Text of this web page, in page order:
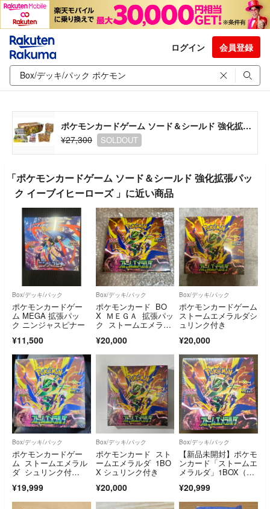
ログイン 会員登録
ポケモンカードゲーム ソード＆シールド 強化拡張パック イーブイヒーローズ
¥27,300
SOLDOUT
「ポケモンカードゲーム ソード＆シールド 強化拡張パッ
ク イーブイヒーローズ 」に近い商品
Box/デッキ/パック
ポケモンカードゲー
ム MEGA 拡張パッ
ク ニンジャスピナー
¥11,500
Box/デッキ/パック
ポケモンカード BO
X ＭＥＧＡ 拡張パッ
ク ストームエメラル
¥20,000
Box/デッキ/パック
ポケモンカードゲーム
ストームエメラルダシ
ュリンク付き
¥20,000
Box/デッキ/パック
ポケモンカードゲー
ム ストームエメラル
ダ シュリンク付
¥19,999
Box/デッキ/パック
ポケモンカード スト
ームエメラルダ 1BO
X シュリンク付き
¥20,000
Box/デッキ/パック
【新品未開封】ポケモ
ンカード「ストームエ
メラルダ」1BOX（シ
¥20,999